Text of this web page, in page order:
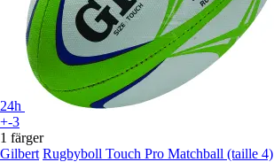
24h
+-3
1 färger
Gilbert Rugbyboll Touch Pro Matchball (taille 4)